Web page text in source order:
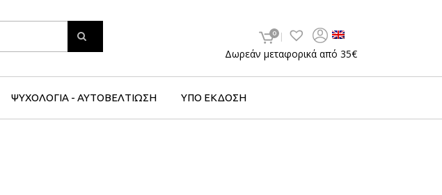
Δωρεάν μεταφορικά από 35€
0
ΨΥΧΟΛΟΓΙΑ - ΑΥΤΟΒΕΛΤΙΩΣΗ ΥΠΟ ΕΚΔΟΣΗ